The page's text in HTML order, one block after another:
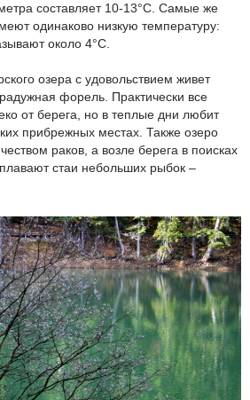
составляет 10-13°C. Самые же
одинаково низкую температуру:
около 4°C.
озера с удовольствием живет
форель. Практически все
от берега, но в теплые дни любит
прибрежных местах. Также озеро
раков, а возле берега в поисках
стаи небольших рыбок –